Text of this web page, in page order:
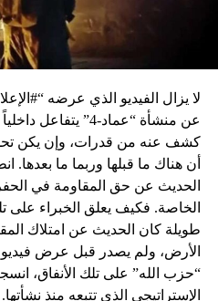
لا يزال الفيديو الذي عرضه
عن منشأة “عماد-4”
أن هناك ما قبلها وربما ما بعدها.
الحديث عن حق المقاومة في
الخاصة. فكيف يعلق الخبراء على
طويلة كان الحديث عن امتلاك
“حزب الله” على تلك الأنفاق،
الإستراتيجي الذي تتبعه منذ نشأتها.